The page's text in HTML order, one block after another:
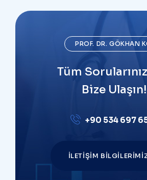
PROF. DR. GÖKHAN
Tüm
Bize Ulaşın!
+90 534 697
İLETIŞIM